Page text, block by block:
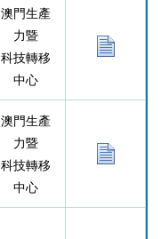
澳門生產
力暨
科技轉移
中心
澳門生產
力暨
科技轉移
中心